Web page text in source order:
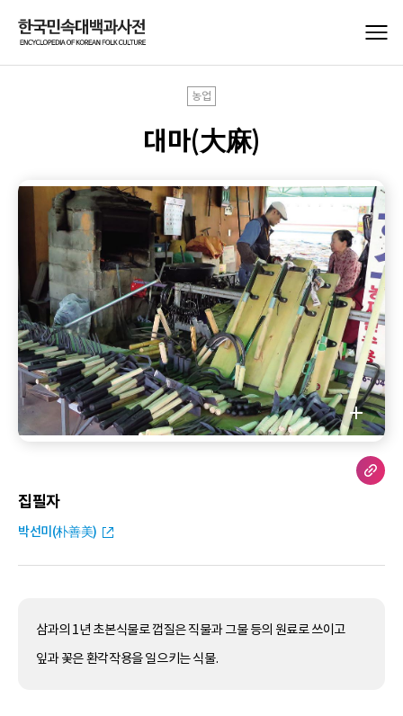
농업
대마(大麻)
집필자
박선미(朴善美)
삼과의 1년 초본식물로 껍질은 직물과 그물 등의 원료로 쓰이고
잎과 꽃은 환각작용을 일으키는 식물.